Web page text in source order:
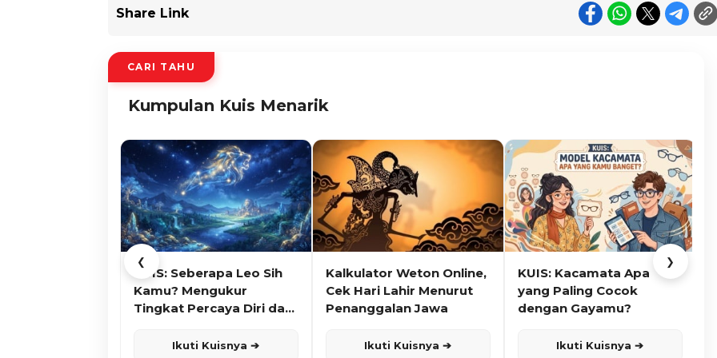
Share Link
CARI TAHU
Kumpulan Kuis Menarik
❮
KUIS: Seberapa Leo Sih
Kamu? Mengukur
Tingkat Percaya Diri dan
Ikuti Kuisnya ➔
Kalkulator Weton Online,
Cek Hari Lahir Menurut
Penanggalan Jawa
Ikuti Kuisnya ➔
KUIS: Kacamata Apa
yang Paling Cocok
dengan Gayamu?
Ikuti Kuisnya ➔
❯